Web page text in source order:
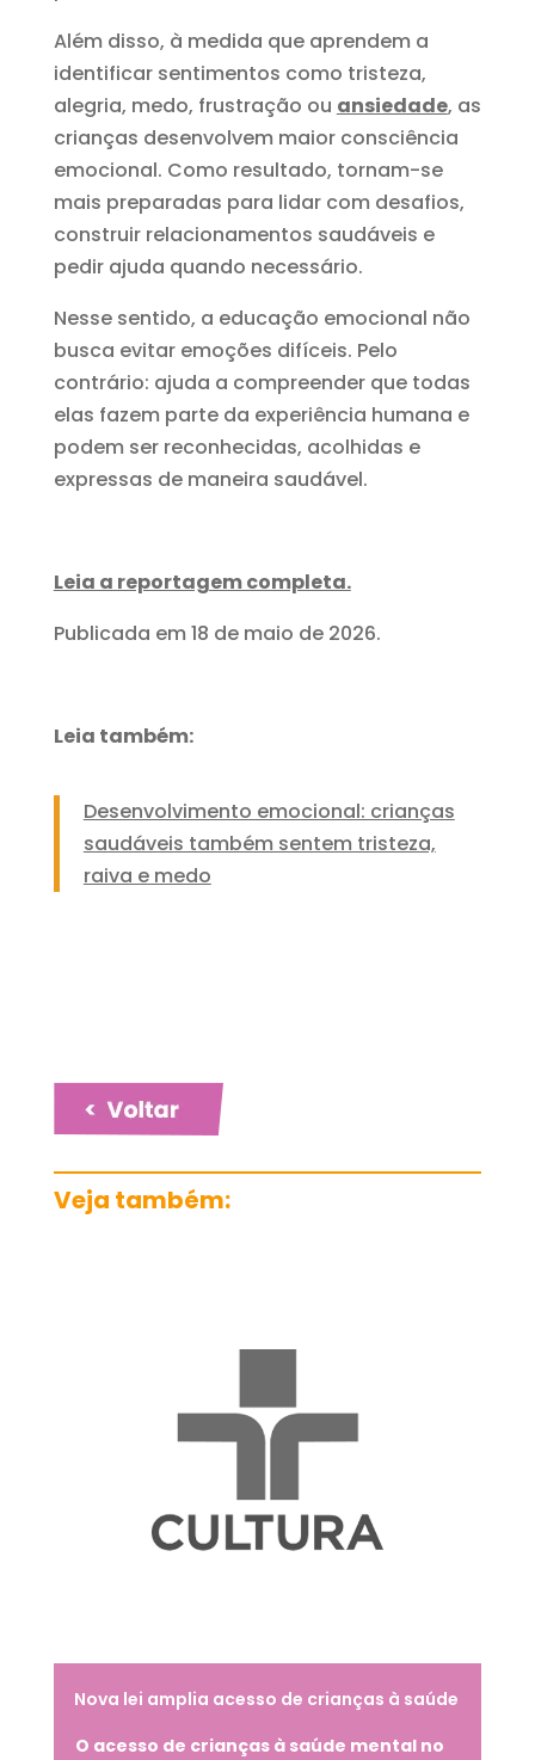
Além disso, à medida que aprendem a
identificar sentimentos como tristeza,
alegria, medo, frustração ou ansiedade, as
crianças desenvolvem maior consciência
emocional. Como resultado, tornam-se
mais preparadas para lidar com desafios,
construir relacionamentos saudáveis e
pedir ajuda quando necessário.
Nesse sentido, a educação emocional não
busca evitar emoções difíceis. Pelo
contrário: ajuda a compreender que todas
elas fazem parte da experiência humana e
podem ser reconhecidas, acolhidas e
expressas de maneira saudável.
Leia a reportagem completa.
Publicada em 18 de maio de 2026.
Leia também:
Desenvolvimento emocional: crianças
saudáveis também sentem tristeza,
raiva e medo
Veja também:
Nova lei amplia acesso de crianças à saúde
O acesso de crianças à saúde mental no